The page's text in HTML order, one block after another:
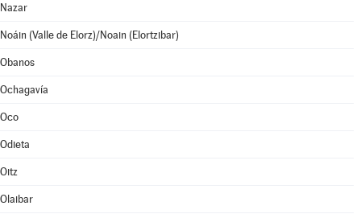
Nazar
Noáin (Valle de Elorz)/Noain (Elortzibar)
Obanos
Ochagavía
Oco
Odieta
Oitz
Olaibar